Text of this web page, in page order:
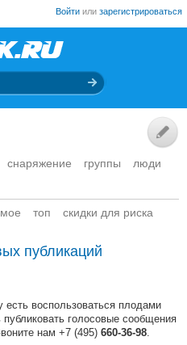
Войти или зарегистрироваться
снаряжение группы
люди
топ скидки для риска
публикаций
есть воспользоваться плодами
голосовые сообщения
нам +7 (495) 660-36-98.